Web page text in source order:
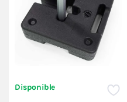
Disponible